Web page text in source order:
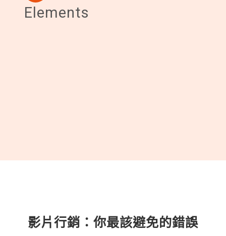
Elements
影片行銷：你最該避免的錯誤